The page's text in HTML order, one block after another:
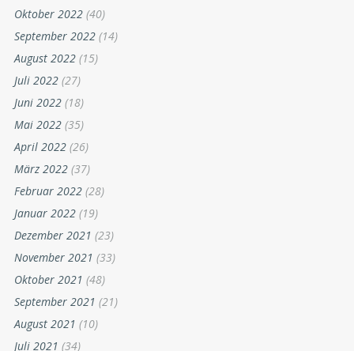
Oktober 2022 (40)
September 2022 (14)
August 2022 (15)
Juli 2022 (27)
Juni 2022 (18)
Mai 2022 (35)
April 2022 (26)
März 2022 (37)
Februar 2022 (28)
Januar 2022 (19)
Dezember 2021 (23)
November 2021 (33)
Oktober 2021 (48)
September 2021 (21)
August 2021 (10)
Juli 2021 (34)